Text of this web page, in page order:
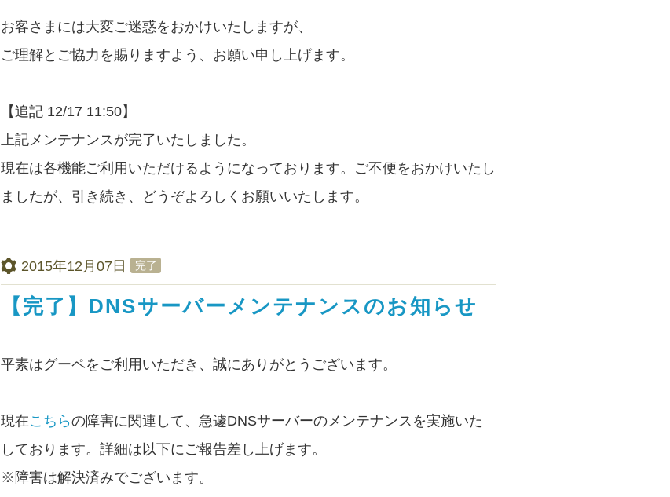
お客さまには大変ご迷惑をおかけいたしますが、
ご理解とご協力を賜りますよう、お願い申し上げます。
【追記 12/17 11:50】
上記メンテナンスが完了いたしました。
現在は各機能ご利用いただけるようになっております。ご不便をおかけいたし
ましたが、引き続き、どうぞよろしくお願いいたします。
2015年12月07日 完了
【完了】DNSサーバーメンテナンスのお知らせ
平素はグーペをご利用いただき、誠にありがとうございます。
現在こちらの障害に関連して、急遽DNSサーバーのメンテナンスを実施いた
しております。詳細は以下にご報告差し上げます。
※障害は解決済みでございます。